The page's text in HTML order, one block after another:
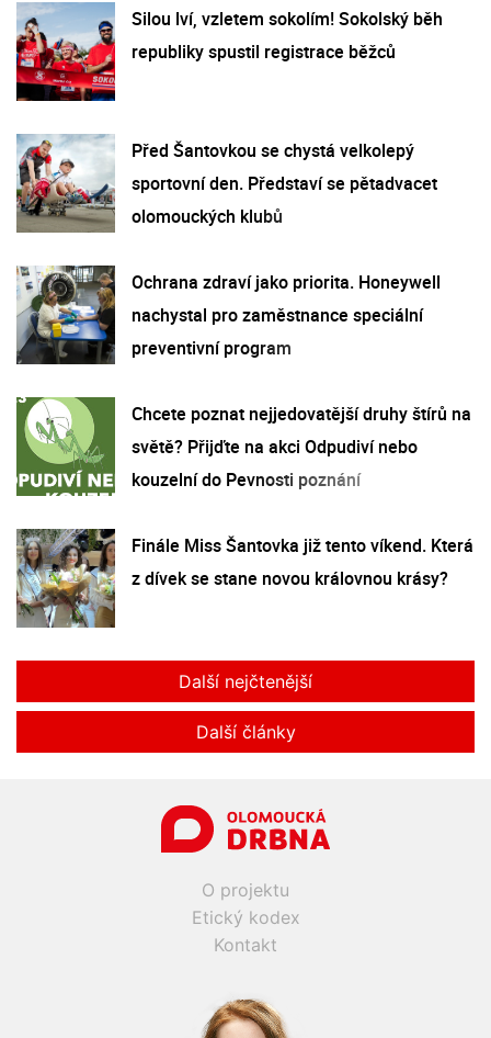
Silou lví, vzletem sokolím! Sokolský běh
republiky spustil registrace běžců
Před Šantovkou se chystá velkolepý
sportovní den. Představí se pětadvacet
olomouckých klubů
Ochrana zdraví jako priorita. Honeywell
nachystal pro zaměstnance speciální
preventivní program
Chcete poznat nejjedovatější druhy štírů na
světě? Přijďte na akci Odpudiví nebo
kouzelní do Pevnosti poznání
Finále Miss Šantovka již tento víkend. Která
z dívek se stane novou královnou krásy?
Další nejčtenější
Další články
O projektu
Etický kodex
Kontakt